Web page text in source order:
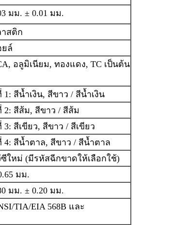
มม. ± 0.01 มม.
สติก
ล์
อลูมิเนียม, ทองแดง, TC เป็นต้น
1: สีน้ำเงิน, สีขาว / สีน้ำเงิน
2: สีส้ม, สีขาว / สีส้ม
3: สีเขียว, สีขาว / สีเขียว
4: สีน้ำตาล, สีขาว / สีน้ำตาล
ใหม่ (มีรหัสฉีกขาดให้เลือกใช้)
มม.
มม. ± 0.20 มม.
TIA/EIA 568B และ